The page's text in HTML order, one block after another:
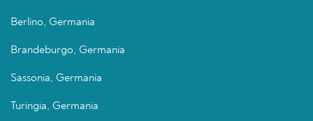
Berlino, Germania
Brandeburgo, Germania
Sassonia, Germania
Turingia, Germania